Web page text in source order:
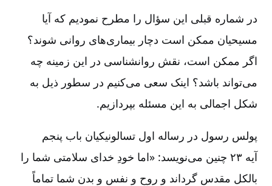
در شماره قبلی این سؤال را مطرح نمودیم که آیا
مسیحیان ممکن است دچار بیماری‌های روانی شوند؟
اگر ممکن است‌، نقش روانشناسی در این زمینه چه
می‌تواند باشد؟ اینک سعی می‌کنیم در سطور ذیل به
شکل اجمالی به این مسئله بپردازیم‌.
پولس رسول در رساله اول تسالونیکیان باب پنجم
آیه ۲۳ چنین می‌نویسد:‌ «اما خودِ خدای سلامتی شما را
بالکل مقدس گرداند و روح و نفس و بدن شما تماماً